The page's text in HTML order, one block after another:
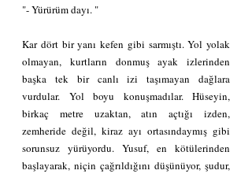
"- Yürürüm dayı. "
Kar dört bir yanı kefen gibi sarmıştı. Yol yolak
olmayan, kurtların donmuş ayak izlerinden
başka tek bir canlı izi taşımayan dağlara
vurdular. Yol boyu konuşmadılar. Hüseyin,
birkaç metre uzaktan, atın açtığı izden,
zemheride değil, kiraz ayı ortasındaymış gibi
sorunsuz yürüyordu. Yusuf, en kötülerinden
başlayarak, niçin çağrıldığını düşünüyor, şudur,